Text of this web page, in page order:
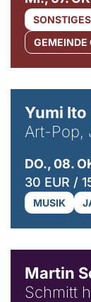
SONSTIGES
GEMEINDE
Yumi Ito
Art-Pop,
DO., 08.
30 EUR /
MUSIK
Martin
Schmitt